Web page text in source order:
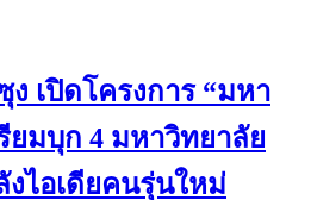
เปิดโครงการ “มหา
ยมบุก 4 มหาวิทยาลัย
ไอเดียคนรุ่นใหม่